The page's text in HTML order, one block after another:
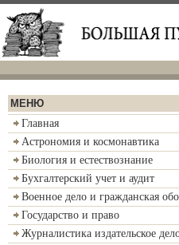
МЕНЮ
Главная
Астрономия и космонавтика
Биология и естествознание
Бухгалтерский учет и аудит
Военное дело и гражданская
Государство и право
Журналистика издательское